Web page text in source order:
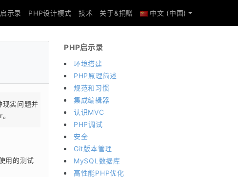
示录 PHP设计模式 技术 关于&捐赠 中文 (中国)
现实问题并
用的测试
PHP启示录
环境搭建
PHP原理简述
规范和习惯
集成编辑器
认识MVC
PHP调试
安全
Git版本管理
MySQL数据库
高性能PHP优化